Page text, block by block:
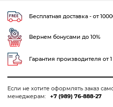
Бесплатная доставка - от
Вернем бонусами до 10%
Гарантия производителя от
Если не хотите оформлять заказ
менеджерам:
+7 (989) 76-888-27